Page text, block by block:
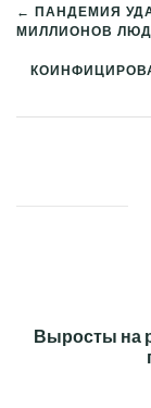
ПО
← ПАНДЕМИЯ
МИЛЛИОНОВ
Выросты на